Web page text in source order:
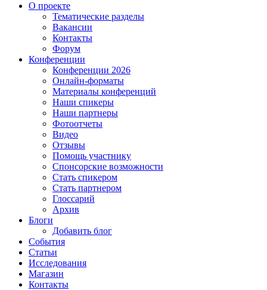
О проекте
Тематические разделы
Вакансии
Контакты
Форум
Конференции
Конференции 2026
Онлайн-форматы
Материалы конференций
Наши спикеры
Наши партнеры
Фотоотчеты
Видео
Отзывы
Помощь участнику
Спонсорские возможности
Стать спикером
Стать партнером
Глоссарий
Архив
Блоги
Добавить блог
События
Статьи
Исследования
Магазин
Контакты